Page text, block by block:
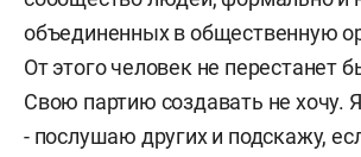
объединенных в общественную
От этого человек не перестанет
Свою партию создавать не хочу.
- послушаю других и подскажу,